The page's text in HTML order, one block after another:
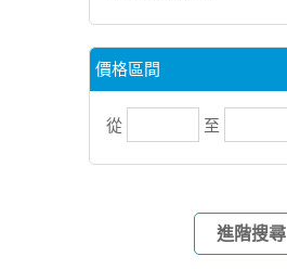
價格區間
從 至
進階搜尋